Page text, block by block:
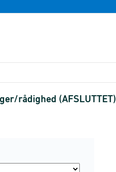
rådighed (AFSLUTTET)